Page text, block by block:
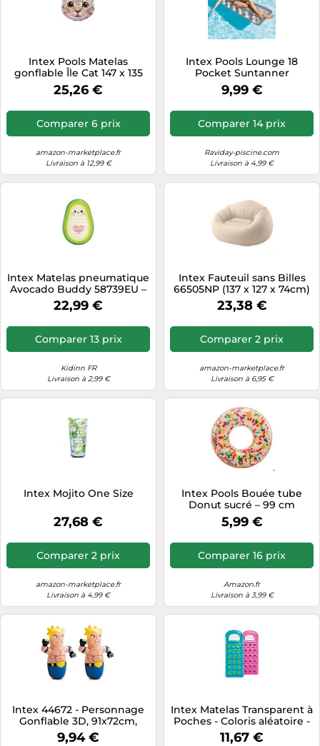
Intex Pools Matelas
gonflable Île Cat 147 x 135
cm Beige
25,26 €
Comparer 6 prix
amazon-marketplace.fr
Livraison à 12,99 €
Intex Pools Lounge 18
Pocket Suntanner
9,99 €
Comparer 14 prix
Raviday-piscine.com
Livraison à 4,99 €
Intex Matelas pneumatique
Avocado Buddy 58739EU –
165 x 114 x 23 cm – Vert
22,99 €
Comparer 13 prix
Kidinn FR
Livraison à 2,99 €
Intex Fauteuil sans Billes
66505NP (137 x 127 x 74cm)
23,38 €
Comparer 2 prix
amazon-marketplace.fr
Livraison à 6,95 €
Intex Mojito One Size
27,68 €
Comparer 2 prix
amazon-marketplace.fr
Livraison à 4,99 €
Intex Pools Bouée tube
Donut sucré – 99 cm
5,99 €
Comparer 16 prix
Amazon.fr
Livraison à 3,99 €
Intex 44672 - Personnage
Gonflable 3D, 91x72cm,
Modèles Assortis, 1 Unité
9,94 €
Intex Matelas Transparent à
Poches - Coloris aléatoire -
Bleu ou Rose
11,67 €